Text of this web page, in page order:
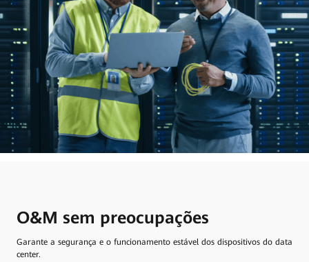
O&M sem preocupações
Garante a segurança e o funcionamento estável dos dispositivos do data
center.